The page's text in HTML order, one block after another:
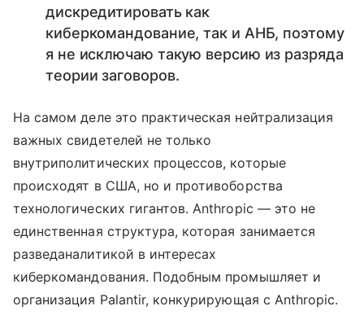
дискредитировать как
киберкомандование, так и АНБ, поэтому
я не исключаю такую версию из разряда
теории заговоров.
На самом деле это практическая нейтрализация
важных свидетелей не только
внутриполитических процессов, которые
происходят в США, но и противоборства
технологических гигантов. Anthropic — это не
единственная структура, которая занимается
разведаналитикой в интересах
киберкомандования. Подобным промышляет и
организация Palantir, конкурирующая с Anthropic.